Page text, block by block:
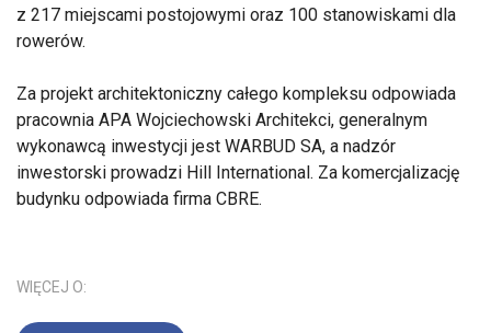
z 217 miejscami postojowymi oraz 100 stanowiskami dla
rowerów.
Za projekt architektoniczny całego kompleksu odpowiada
pracownia APA Wojciechowski Architekci, generalnym
wykonawcą inwestycji jest WARBUD SA, a nadzór
inwestorski prowadzi Hill International. Za komercjalizację
budynku odpowiada firma CBRE.
WIĘCEJ O: